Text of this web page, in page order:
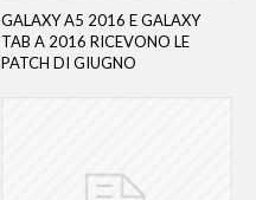
GALAXY A5 2016 E GALAXY
TAB A 2016 RICEVONO LE
PATCH DI GIUGNO